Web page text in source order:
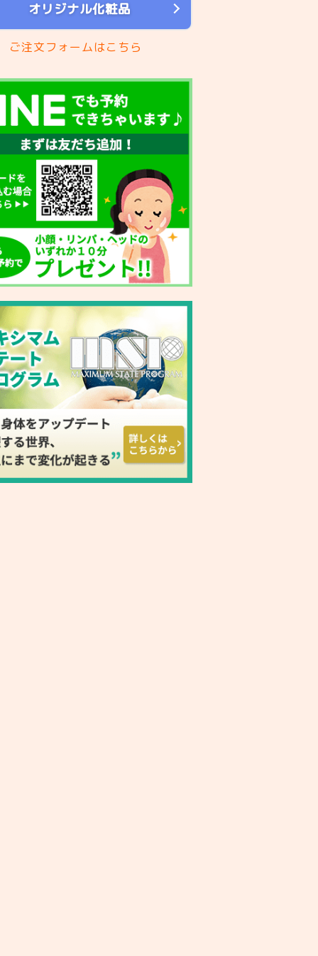
オリジナル化粧品
ご注文フォームはこちら